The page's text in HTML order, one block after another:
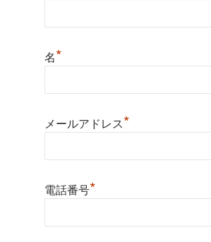
名*
メールアドレス*
電話番号*